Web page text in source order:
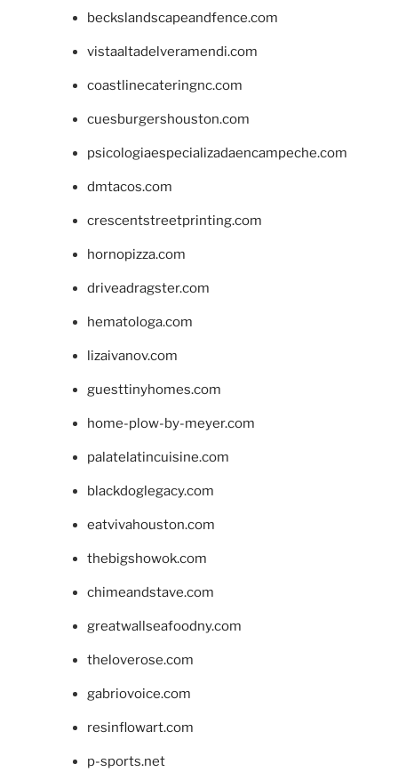
beckslandscapeandfence.com
vistaaltadelveramendi.com
coastlinecateringnc.com
cuesburgershouston.com
psicologiaespecializadaencampeche.com
dmtacos.com
crescentstreetprinting.com
hornopizza.com
driveadragster.com
hematologa.com
lizaivanov.com
guesttinyhomes.com
home-plow-by-meyer.com
palatelatincuisine.com
blackdoglegacy.com
eatvivahouston.com
thebigshowok.com
chimeandstave.com
greatwallseafoodny.com
theloverose.com
gabriovoice.com
resinflowart.com
p-sports.net